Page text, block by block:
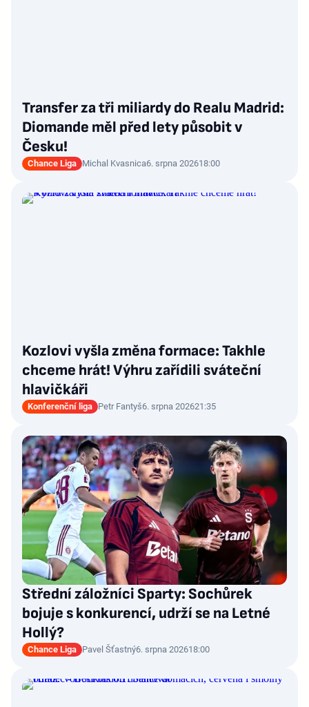
Transfer za tři miliardy do Realu Madrid:
Diomande měl před lety působit v
Česku!
Chance Liga Michal Kvasnica6. srpna 202618:00
Kozlovi vyšla změna formace: Takhle
chceme hrát! Výhru zařídili sváteční
hlavičkáři
Konferenční liga Petr Fantyš6. srpna 202621:35
Střední záložníci Sparty: Sochůrek
bojuje s konkurencí, udrží se na Letné
Hollý?
Chance Liga Pavel Šťastný6. srpna 202618:00